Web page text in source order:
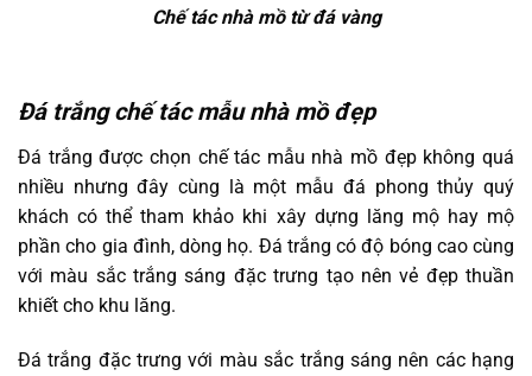
Chế tác nhà mồ từ đá vàng
Đá trắng chế tác mẫu nhà mồ đẹp
Đá trắng được chọn chế tác mẫu nhà mồ đẹp không quá
nhiều nhưng đây cùng là một mẫu đá phong thủy quý
khách có thể tham khảo khi xây dựng lăng mộ hay mộ
phần cho gia đình, dòng họ. Đá trắng có độ bóng cao cùng
với màu sắc trắng sáng đặc trưng tạo nên vẻ đẹp thuần
khiết cho khu lăng.
Đá trắng đặc trưng với màu sắc trắng sáng nên các hạng